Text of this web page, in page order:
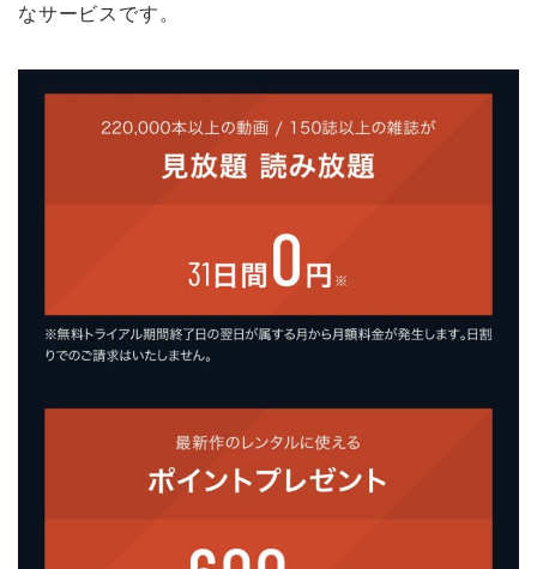
なサービスです。